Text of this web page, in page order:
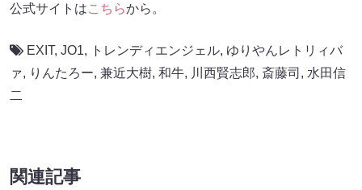
公式サイトはこちらから。
EXIT, JO1, トレンディエンジェル, ゆりやんレトリィバ
ァ, りんたろー, 兼近大樹, 和牛, 川西賢志郎, 斎藤司 , 水田信
二
関連記事